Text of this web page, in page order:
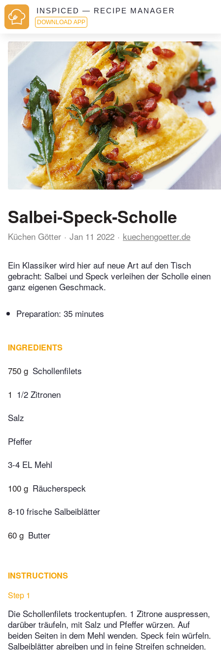
INSPICED — RECIPE MANAGER
DOWNLOAD APP
Salbei-Speck-Scholle
Küchen Götter Jan 11 2022 kuechengoetter.de
Ein Klassiker wird hier auf neue Art auf den Tisch
gebracht: Salbei und Speck verleihen der Scholle einen
ganz eigenen Geschmack.
Preparation: 35 minutes
INGREDIENTS
750 g Schollenfilets
1 1/2 Zitronen
Salz
Pfeffer
3-4 EL Mehl
100 g Räucherspeck
8-10 frische Salbeiblätter
60 g Butter
INSTRUCTIONS
Step 1
Die Schollenfilets trockentupfen. 1 Zitrone auspressen,
darüber träufeln, mit Salz und Pfeffer würzen. Auf
beiden Seiten in dem Mehl wenden. Speck fein würfeln.
Salbeiblätter abreiben und in feine Streifen schneiden.